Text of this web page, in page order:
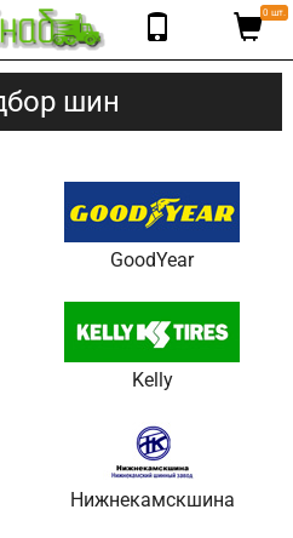
0 шт.
шин
GoodYear
Kelly
Нижнекамскшина